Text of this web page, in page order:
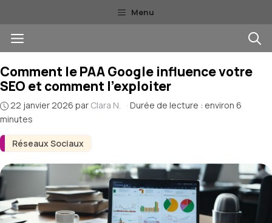
au
contenu
Menu
Menu
Réseaux Sociaux
Comment le PAA Google influence votre
SEO et comment l’exploiter
22 janvier 2026 par Clara N. · Durée de lecture : environ 6
minutes